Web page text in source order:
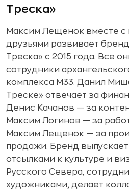
Треска»
Максим Лещенок вместе с
друзьями развивает
Треска» с 2015 года. Все
сотрудники
комплекса М33. Данил
Треске» отвечает за
Денис Качанов — за
Максим Логинов — за
Максим Лещенок — за
продажи. Бренд
отсылками к культуре и
Русского Севера,
художниками, делает